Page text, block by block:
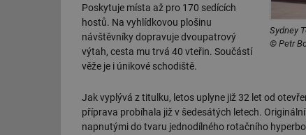
Sydney
© Petr
Poskytuje místa až pro 170 sedících
hostů. Na vyhlídkovou plošinu
návštěvníky dopravuje dvoupatrový
výtah, cesta mu trvá 40 vteřin. Součástí
věže je i únikové schodiště.
Jak vyplývá z titulku, letos uplyne již 32 let od
příprava probíhala již v šedesátých letech.
napnutými do tvaru jednodílného rotačního